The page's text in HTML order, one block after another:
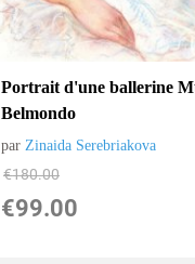
Portrait d'une ballerine
Belmondo
parZinaida Serebriakova
€180.00
€99.00